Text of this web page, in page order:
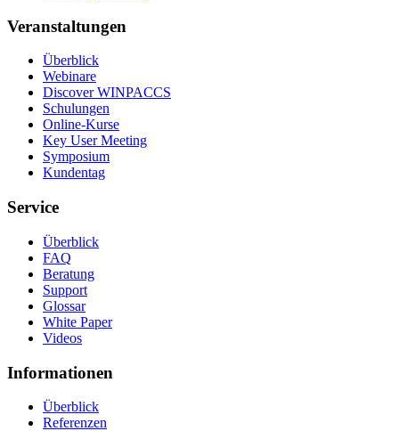
Veranstaltungen
Überblick
Webinare
Discover WINPACCS
Schulungen
Online-Kurse
Key User Meeting
Symposium
Kundentag
Service
Überblick
FAQ
Beratung
Support
Glossar
White Paper
Videos
Informationen
Überblick
Referenzen